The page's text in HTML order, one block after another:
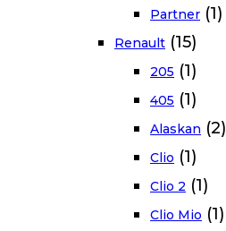
Partner (1)
Renault (15)
205 (1)
405 (1)
Alaskan (2)
Clio (1)
Clio 2 (1)
Clio Mio (1)